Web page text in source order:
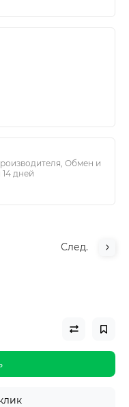
Обмен и
14 дней
След.